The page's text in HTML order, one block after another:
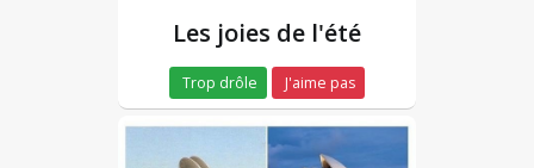
Les joies de l'été
Trop drôle J'aime pas